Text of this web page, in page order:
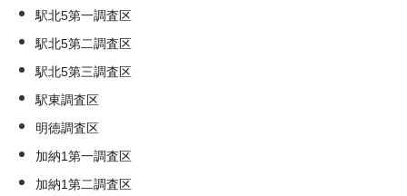
駅北5第一調査区
駅北5第二調査区
駅北5第三調査区
駅東調査区
明徳調査区
加納1第一調査区
加納1第二調査区